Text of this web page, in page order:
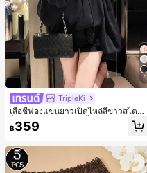
5
TripleKi
เสื้อชีฟองแขนยาวเปิดไหล่สีขาวสไตล์ฝ
รั่งเศสสำหรับผู้หญิง, เสื้อฤดูร้อนหรูหราเ
รียบง่ายเซ็กซี่สวยงามมีเอกลักษณ์สีดำ
฿359